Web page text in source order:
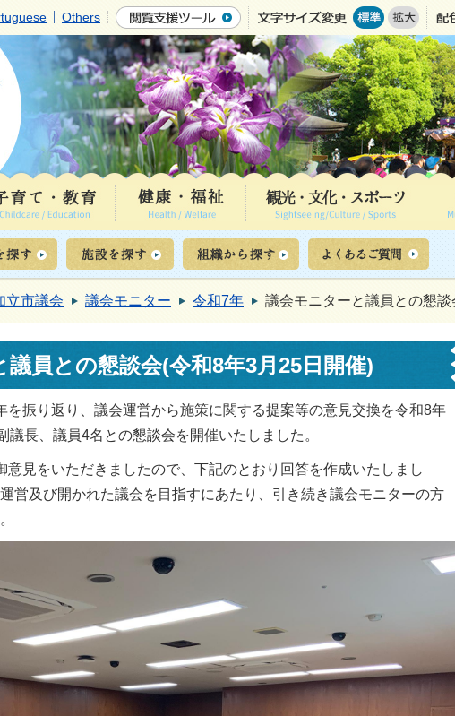
Others
立市議会 議会モニター 令和7年 議会モニターと議員との懇
員との懇談会(令和8年3月25日開催)
を振り返り、議会運営から施策に関する提案等の意見交換を令和8年
議長、議員4名との懇談会を開催いたしました。
意見をいただきましたので、下記のとおり回答を作成いたしまし
営及び開かれた議会を目指すにあたり、引き続き議会モニターの方